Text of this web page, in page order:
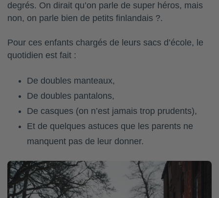
degrés. On dirait qu’on parle de super héros, mais
non, on parle bien de petits finlandais ?.
Pour ces enfants chargés de leurs sacs d’école, le
quotidien est fait :
De doubles manteaux,
De doubles pantalons,
De casques (on n’est jamais trop prudents),
Et de quelques astuces que les parents ne
manquent pas de leur donner.